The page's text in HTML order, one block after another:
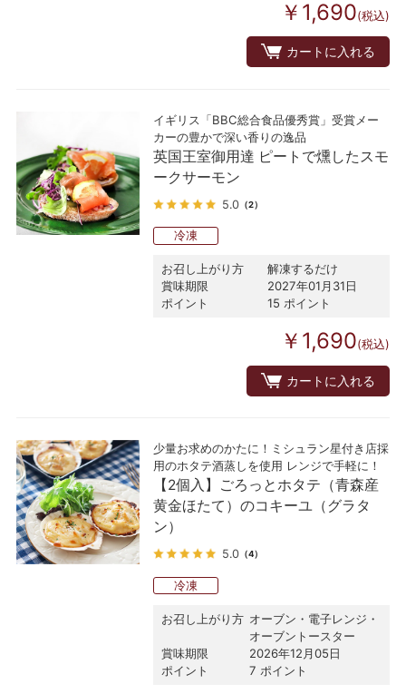
￥1,690(税込)
カートに入れる
イギリス「BBC総合食品優秀賞」受賞メー
カーの豊かで深い香りの逸品
英国王室御用達 ピートで燻したスモ
ークサーモン
5.0 （2）
冷凍
お召し上がり方
解凍するだけ
賞味期限
2027年01月31日
ポイント
15 ポイント
￥1,690(税込)
カートに入れる
少量お求めのかたに！ミシュラン星付き店採
用のホタテ酒蒸しを使用 レンジで手軽に！
【2個入】ごろっとホタテ（青森産
黄金ほたて）のコキーユ（グラタ
ン）
5.0 （4）
冷凍
お召し上がり方 オーブン・電子レンジ・
オーブントースター
賞味期限
2026年12月05日
ポイント
7 ポイント